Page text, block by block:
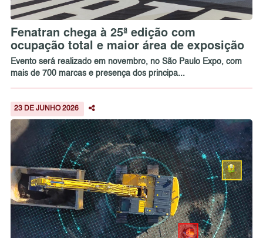
Fenatran chega à 25ª edição com
ocupação total e maior área de exposição
Evento será realizado em novembro, no São Paulo Expo, com
mais de 700 marcas e presença dos principa...
23 DE JUNHO 2026